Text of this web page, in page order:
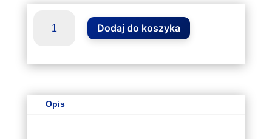
Klimatyzator
ACP-
09CH25AERI
Dodaj do koszyka
Opis